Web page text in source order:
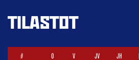
TILASTOT
# O V JV JH